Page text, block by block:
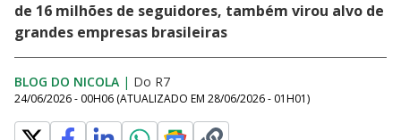
de 16 milhões de seguidores, também virou alvo de
grandes empresas brasileiras
BLOG DO NICOLA | Do R7
24/06/2026 - 00H06 (ATUALIZADO EM 28/06/2026 - 01H01)